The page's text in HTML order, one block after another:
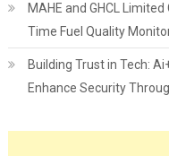
MAHE and GHCL
Time Fuel Quality
Building Trust in Tech:
Enhance Security